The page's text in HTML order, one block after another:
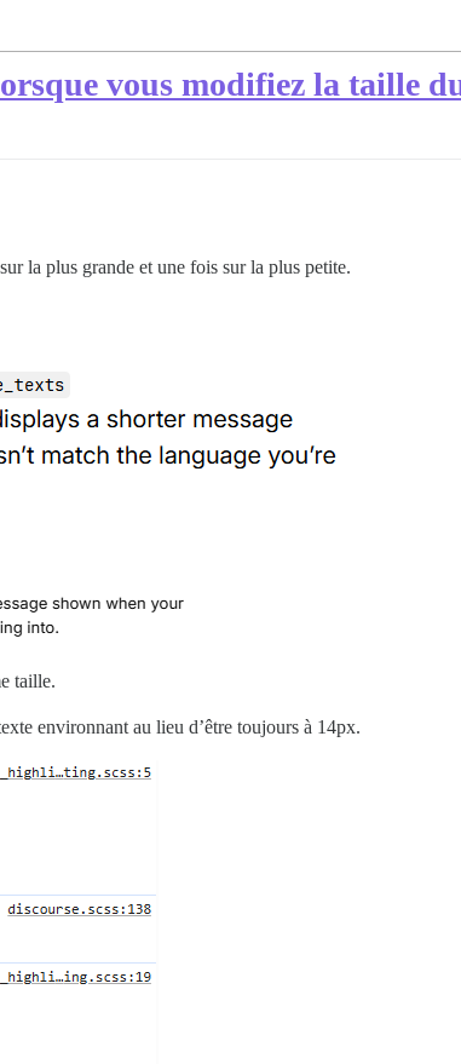
vous modifiez la taille
la plus grande et une fois sur la plus petite.
taille.
environnant au lieu d’être toujours à 14px.